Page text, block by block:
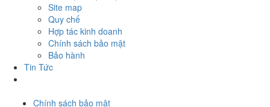
Site map
Quy chế
Hợp tác kinh doanh
Chính sách bảo mật
Bảo hành
Tin Tức
Chính sách bảo mật